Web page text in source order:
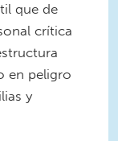
que de
crítica
en peligro
y